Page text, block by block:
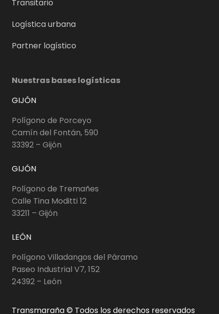
Transitario
Logística urbana
Partner logístico
Nuestras bases logísticas
GIJÓN
Polígono de Porceyo
Camín del Fontán, 590
33392 – Gijón
GIJÓN
Polígono de Tremañes
Calle Tina Moditti 12
33211 – Gijón
LEÓN
Polígono Villadangos del Páramo
Paseo Industrial V7, 152
24392 – León
Transmaraña © Todos los derechos reservados